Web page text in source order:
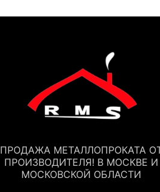
ПРОДАЖА МЕТАЛЛОПРОКАТА
ПРОИЗВОДИТЕЛЯ! В МОСКВЕ И
МОСКОВСКОЙ ОБЛАСТИ